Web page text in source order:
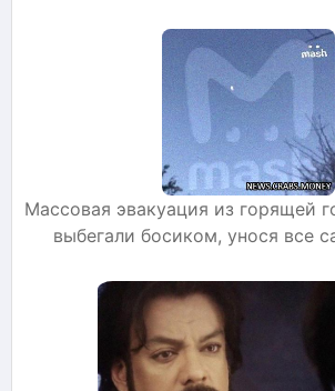
Массовая эвакуация из горящей
выбегали босиком, унося все